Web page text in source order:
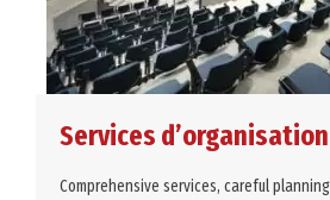
Services
Comprehensive services, careful